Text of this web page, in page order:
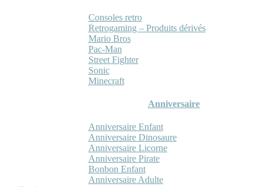
Consoles retro
Retrogaming – Produits dérivés
Mario Bros
Pac-Man
Street Fighter
Sonic
Minecraft
Anniversaire
Anniversaire Enfant
Anniversaire Dinosaure
Anniversaire Licorne
Anniversaire Pirate
Bonbon Enfant
Anniversaire Adulte